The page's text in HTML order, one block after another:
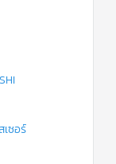
ซอร์